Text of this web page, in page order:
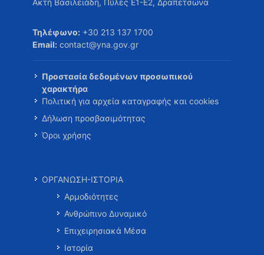
Ακτή Βασιλειάδη, Πύλες Ε1-Ε2, Δραπετσώνα
Τηλέφωνο: +30 213 137 1700
Email: contact@yna.gov.gr
Προστασία δεδομένων προσωπικού
χαρακτήρα
Πολιτική για αρχεία καταγραφής και cookies
Δήλωση προσβασιμότητας
Όροι χρήσης
ΟΡΓΑΝΩΣΗ-ΙΣΤΟΡΙΑ
Αρμοδιότητες
Ανθρώπινο Δυναμικό
Επιχειρησιακά Μέσα
Ιστορία